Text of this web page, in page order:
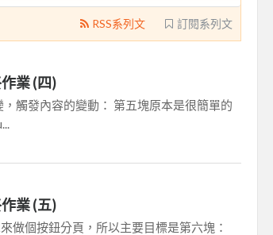
訂閱系列文
RSS系列文
業 (四)
觸發內容的變動： 第五塊原本是很簡單的
業 (五)
做個按鈕分頁，所以主要目標是第六塊：